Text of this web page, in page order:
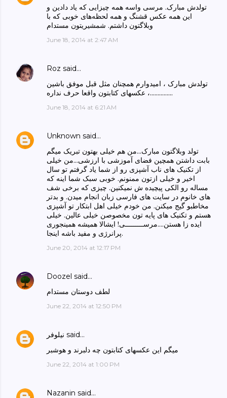
تولدش مبارک. مرسی واسه همه چیزایی که یاد دادین و
این همه عکس قشنگ و همه لحظه‌های خوبی که با
وبلاگتون داشتم. شمشیریتون مستدام
June 18, 2014 at 2:47 AM
Roz said…
تولدش مبارک ، امیدوارم همچنان مثل قبل موفق باشین
، عکسهای کتابتون واقعا حرف نداره...............
June 18, 2014 at 6:21 AM
Unknown said…
تولد وبلاگتون مبارک...من هم خیلی بهتون تبریک میگم
بابت داشتن همچین فضای آموزشی با ارزشی...من خیلی
از تکنیک های ناب آشپزی رو از شما یاد گرفتم تو سال
اخیر و خیلی ازتون ممنونم. خوبی سبک شما اینه که
مساله رو الکی پیچیده ش نمیکنین. چیزی که برخی شف
های خانوم در سایت های فارسی زبان انجام میدن. و بدتر
مخاطبو گیج میکنن. من خودم خیلی اهل ابتکار تو آشپزی
هستم و تکنیک های پایه تون مخصوصن خیلی عالین. خیلی
ایده زا هستن....مرســـــــــی! ایشالا همیشه همینجوری
پرانرژی و مفید باشه اینجا.
June 20, 2014 at 12:17 PM
Doozel said…
لطف دوستان مستدام
June 22, 2014 at 12:50 PM
نیلوفر said…
میگم این عکسهای کتابتون چه دلبرند و هوشبر
June 22, 2014 at 1:00 PM
Nazanin said…